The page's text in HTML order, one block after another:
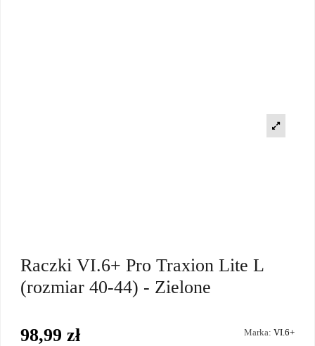
Raczki VI.6+ Pro Traxion Lite L
(rozmiar 40-44) - Zielone
Marka: VI.6+
98,99 zł